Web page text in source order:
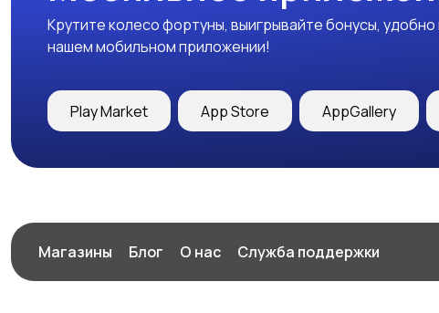
Крутите колесо фортуны, выигрывайте бонусы,
нашем мобильном приложении!
Play Market App Store AppGallery
Магазины Блог О нас Служба поддержки